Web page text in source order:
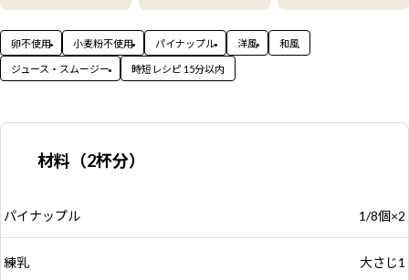
卵不使用 小麦粉不使用 パイナップル 洋風 和風
ジュース・スムージー 時短レシピ 15分以内
材料（2杯分）
パイナップル 1/8個×2
練乳 大さじ1